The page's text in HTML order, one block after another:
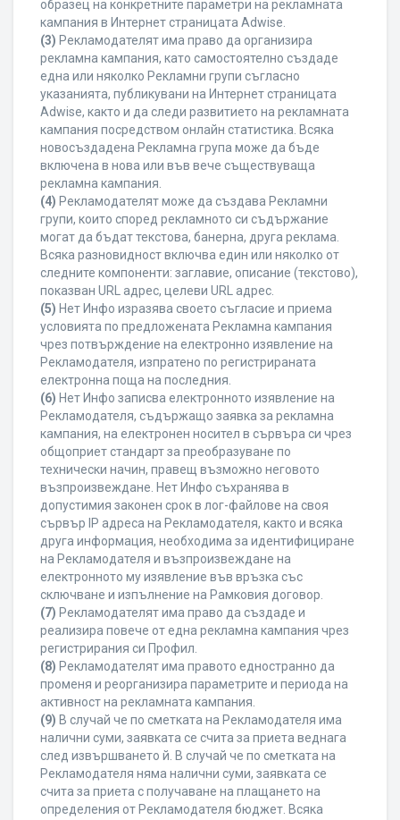
образец на конкретните параметри на рекламната
кампания в Интернет страницата Adwise.
(3) Рекламодателят има право да организира
рекламна кампания, като самостоятелно създаде
една или няколко Рекламни групи съгласно
указанията, публикувани на Интернет страницата
Adwise, както и да следи развитието на рекламната
кампания посредством онлайн статистика. Всяка
новосъздадена Рекламна група може да бъде
включена в нова или във вече съществуваща
рекламна кампания.
(4) Рекламодателят може да създава Рекламни
групи, които според рекламното си съдържание
могат да бъдат текстова, банерна, друга реклама.
Всяка разновидност включва един или няколко от
следните компоненти: заглавие, описание (текстово),
показван URL адрес, целеви URL адрес.
(5) Нет Инфо изразява своето съгласие и приема
условията по предложената Рекламна кампания
чрез потвърждение на електронно изявление на
Рекламодателя, изпратено по регистрираната
електронна поща на последния.
(6) Нет Инфо записва електронното изявление на
Рекламодателя, съдържащо заявка за рекламна
кампания, на електронен носител в сървъра си чрез
общоприет стандарт за преобразуване по
технически начин, правещ възможно неговото
възпроизвеждане. Нет Инфо съхранява в
допустимия законен срок в лог-файлове на своя
сървър IP адреса на Рекламодателя, както и всяка
друга информация, необходима за идентифициране
на Рекламодателя и възпроизвеждане на
електронното му изявление във връзка със
сключване и изпълнение на Рамковия договор.
(7) Рекламодателят има право да създаде и
реализира повече от една рекламна кампания чрез
регистрирания си Профил.
(8) Рекламодателят има правото едностранно да
променя и реорганизира параметрите и периода на
активност на рекламната кампания.
(9) В случай че по сметката на Рекламодателя има
налични суми, заявката се счита за приета веднага
след извършването й. В случай че по сметката на
Рекламодателя няма налични суми, заявката се
счита за приета с получаване на плащането на
определения от Рекламодателя бюджет. Всяка